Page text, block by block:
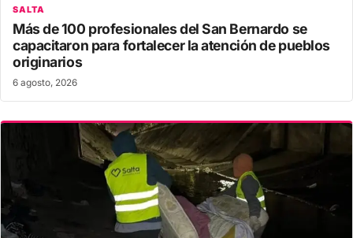
SALTA
Más de 100 profesionales del San Bernardo se
capacitaron para fortalecer la atención de pueblos
originarios
6 agosto, 2026